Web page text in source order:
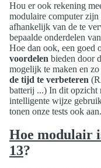
Hou er ook rekening
modulaire computer zijn
afhankelijk van de te
bepaalde onderdelen
Hoe dan ook, een goed
voordelen bieden door
mogelijk te maken en
de tijd te verbeteren
batterij ...) In dit opzicht
intelligente wijze
tonen onze tests ook aan.
Hoe modulair
13?